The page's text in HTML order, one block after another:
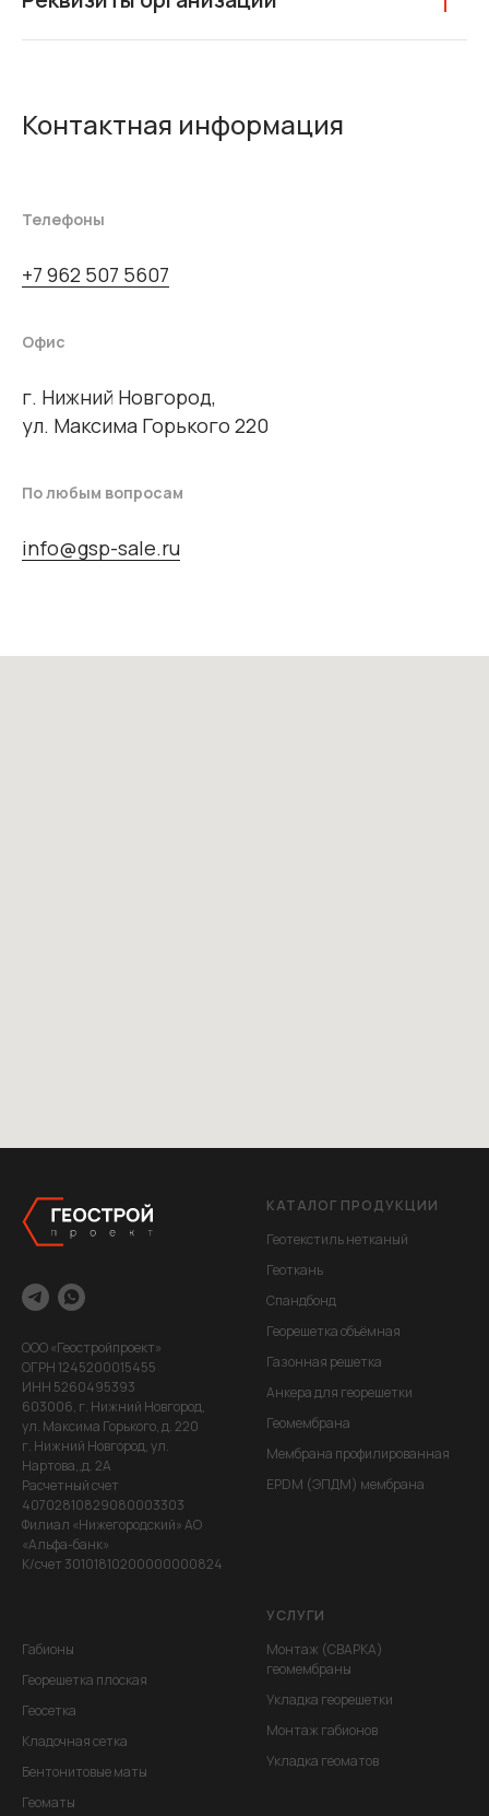
Контактная информация
Телефоны
+7 962 507 5607
Офис
г. Нижний Новгород,
ул. Максима Горького 220
По любым вопросам
info@gsp-sale.ru
ООО «Геостройпроект»
ОГРН 1245200015455
ИНН 5260495393
603006, г. Нижний Новгород,
ул. Максима Горького, д. 220
г. Нижний Новгород, ул.
Нартова,,д. 2А
Расчетный счет
40702810829080003303
Филиал «Нижегородский» АО
«Альфа-банк»
К/счет 30101810200000000824
КАТАЛОГ ПРОДУКЦИИ
Геотекстиль нетканый
Геоткань
Спандбонд
Георешетка объёмная
Газонная решетка
Анкера для георешетки
Геомембрана
Мембрана профилированная
EPDM (ЭПДМ) мембрана
Габионы
Георешетка плоская
Геосетка
Кладочная сетка
Бентонитовые маты
Геоматы
УСЛУГИ
Монтаж (СВАРКА)
геомембраны
Укладка георешетки
Монтаж габионов
Укладка геоматов